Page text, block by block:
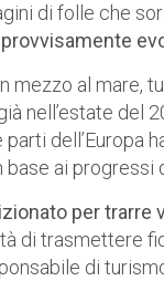
di folle che
mezzo al mare,
nell’estate del
base ai
per trarre
di trasmettere
di